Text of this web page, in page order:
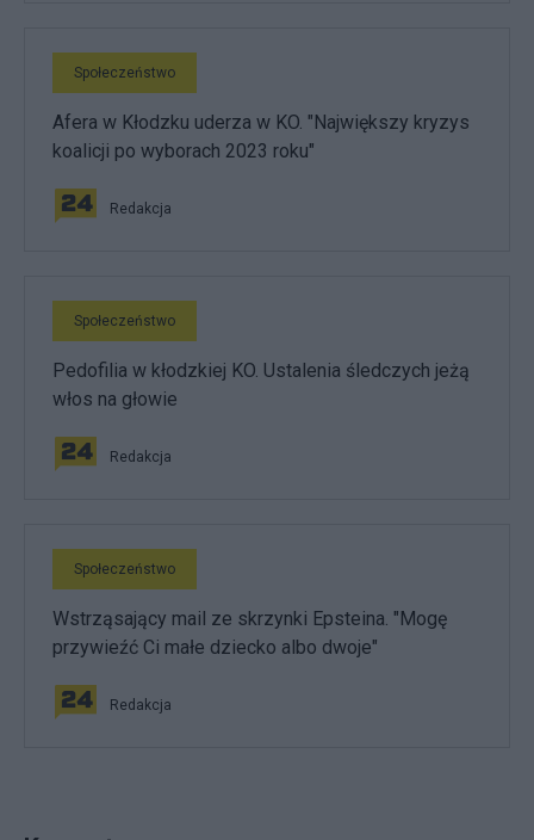
Społeczeństwo
Afera w Kłodzku uderza w KO. "Największy kryzys
koalicji po wyborach 2023 roku"
Redakcja
Społeczeństwo
Pedofilia w kłodzkiej KO. Ustalenia śledczych jeżą
włos na głowie
Redakcja
Społeczeństwo
Wstrząsający mail ze skrzynki Epsteina. "Mogę
przywieźć Ci małe dziecko albo dwoje"
Redakcja